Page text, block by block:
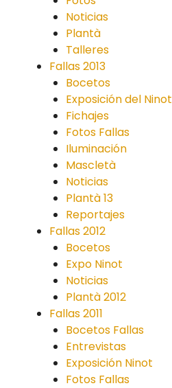
Noticias
Plantà
Talleres
Fallas 2013
Bocetos
Exposición del Ninot
Fichajes
Fotos Fallas
Iluminación
Mascletà
Noticias
Plantà 13
Reportajes
Fallas 2012
Bocetos
Expo Ninot
Noticias
Plantà 2012
Fallas 2011
Bocetos Fallas
Entrevistas
Exposición Ninot
Fotos Fallas